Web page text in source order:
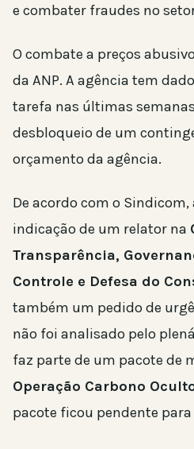
e combater fraudes no
O combate a preços
da ANP. A agência tem
tarefa nas últimas
desbloqueio de um
orçamento da agência.
De acordo com o
indicação de um relator na
Transparência,
Controle e Defesa do
também um pedido de
não foi analisado pelo
faz parte de um pacote de
Operação Carbono
pacote ficou pendente para